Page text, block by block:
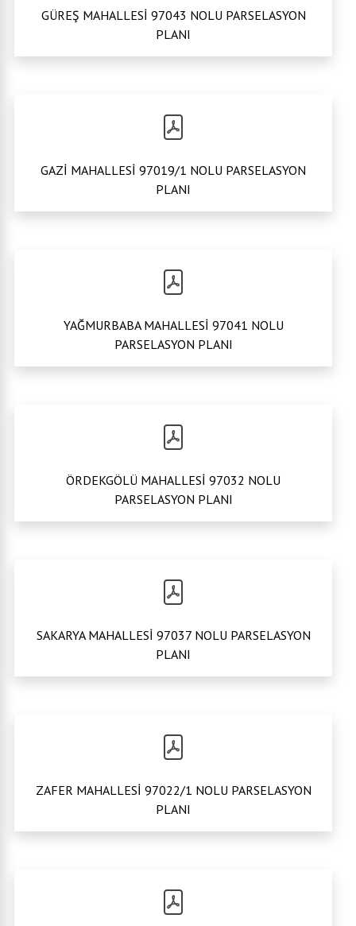
GÜREŞ MAHALLESİ 97043 NOLU PARSELASYON
PLANI
GAZİ MAHALLESİ 97019/1 NOLU PARSELASYON
PLANI
YAĞMURBABA MAHALLESİ 97041 NOLU
PARSELASYON PLANI
ÖRDEKGÖLÜ MAHALLESİ 97032 NOLU
PARSELASYON PLANI
SAKARYA MAHALLESİ 97037 NOLU PARSELASYON
PLANI
ZAFER MAHALLESİ 97022/1 NOLU PARSELASYON
PLANI